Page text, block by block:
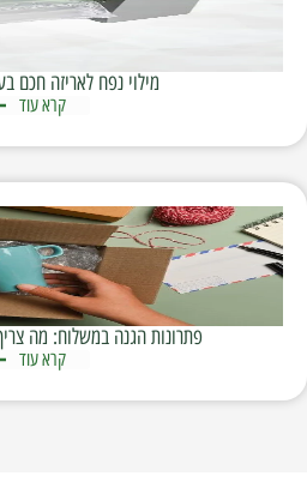
מילוי נפח לאריזה חכם
קרא עוד
פתרונות הגנה במשלוח: מה
קרא עוד